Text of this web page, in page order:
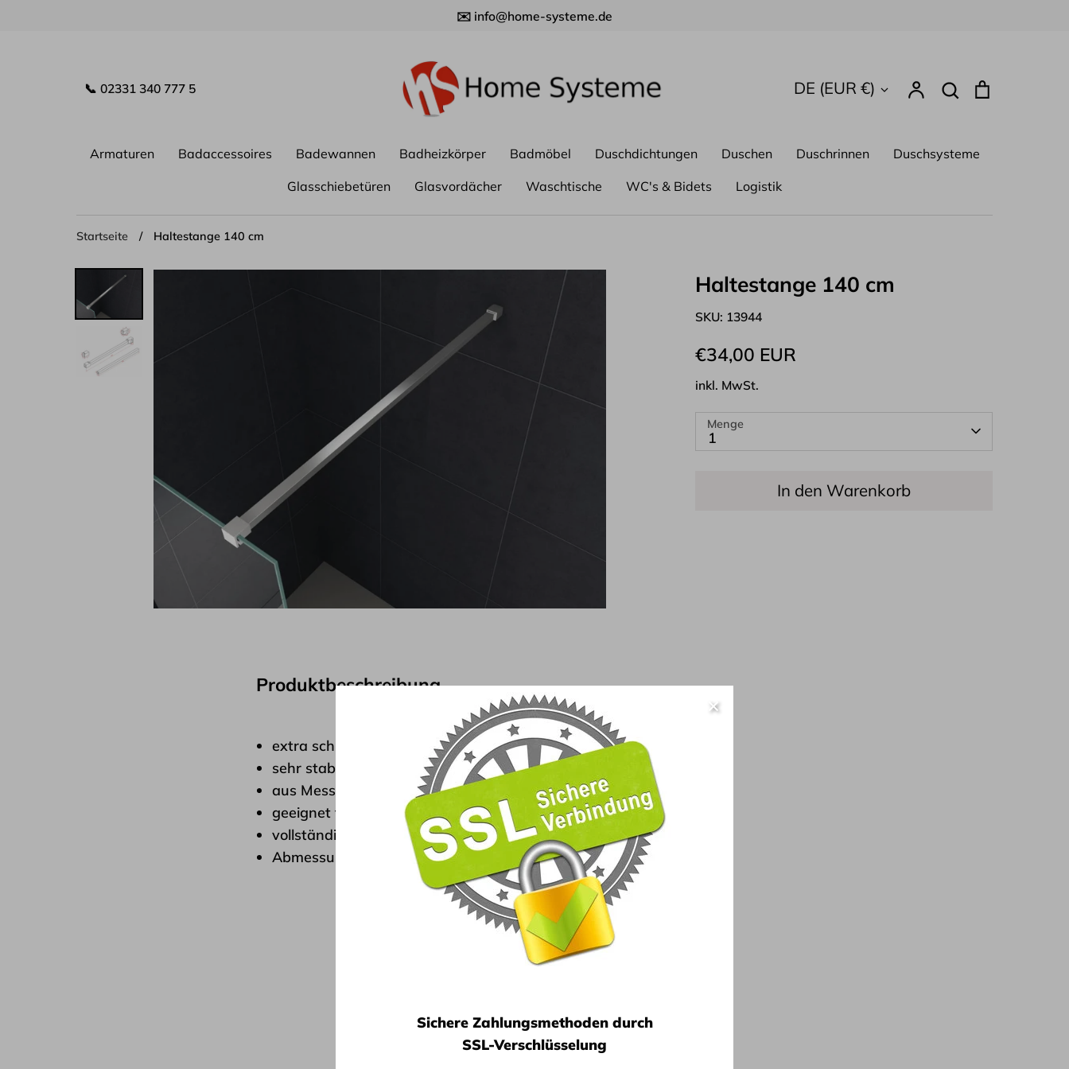
✉️ info@home-systeme.de
📞 02331 340 777 5 Währung
DE (EUR €) AccountSuchen
Armaturen Badaccessoires Badewannen Badheizkörper Badmöbel Duschdichtungen Duschen Duschrinnen Duschsysteme
Glasschiebetüren Glasvordächer Waschtische WC's & Bidets Logistik
Startseite / Haltestange 140 cm
Haltestange 140 cm
SKU: 13944
€34,00 EUR
inkl. MwSt.
Menge
1
In den Warenkorb
Produktbeschreibung
extra schlankes Design
sehr stabil
aus Messing, verchromt
geeignet für Scheiben von 8 - 12 mm
vollständige Verdeckung der Verschraubung
Abmessungen: 140 cm, kürzbar
Sichere Zahlungsmethoden durch
SSL-Verschlüsselung